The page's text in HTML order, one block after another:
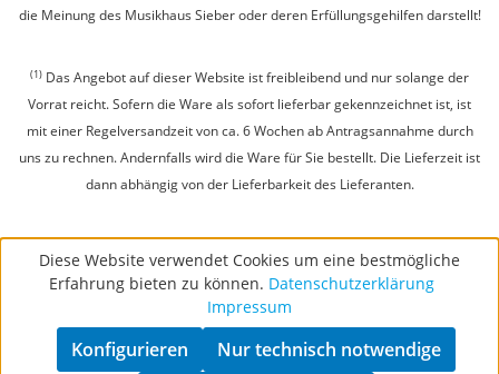
die Meinung des Musikhaus Sieber oder deren Erfüllungsgehilfen darstellt!
(1) Das Angebot auf dieser Website ist freibleibend und nur solange der
Vorrat reicht. Sofern die Ware als sofort lieferbar gekennzeichnet ist, ist
mit einer Regelversandzeit von ca. 6 Wochen ab Antragsannahme durch
uns zu rechnen. Andernfalls wird die Ware für Sie bestellt. Die Lieferzeit ist
dann abhängig von der Lieferbarkeit des Lieferanten.
Diese Website verwendet Cookies um eine bestmögliche
Erfahrung bieten zu können. Datenschutzerklärung
Impressum
Nur technisch notwendige
Konfigurieren